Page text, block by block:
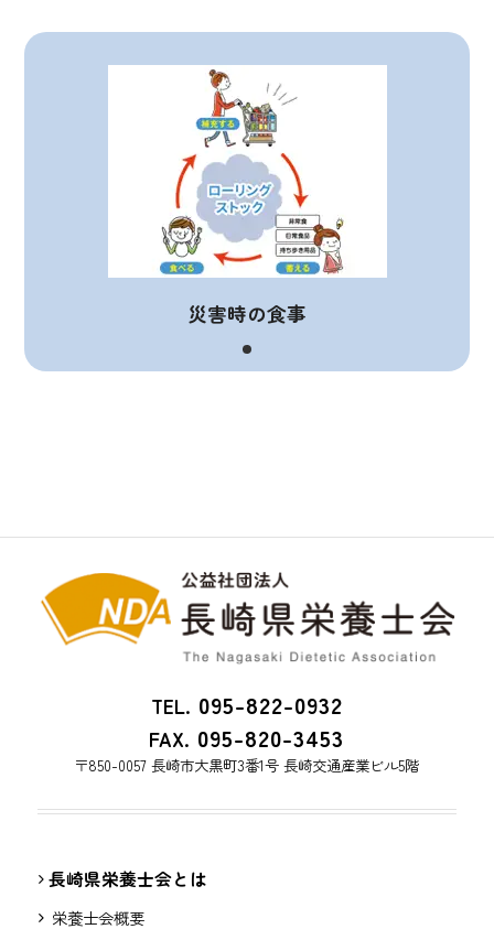
災害時の食事
TEL. 095-822-0932
FAX. 095-820-3453
〒850-0057 長崎市大黒町3番1号 長崎交通産業ビル5階
長崎県栄養士会とは
栄養士会概要